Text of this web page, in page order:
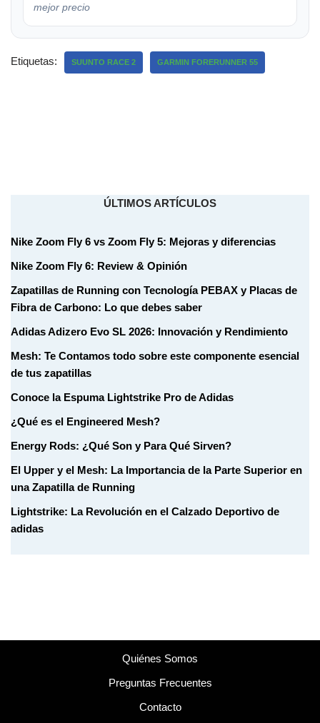
mejor precio
Etiquetas: SUUNTO RACE 2 GARMIN FORERUNNER 55
ÚLTIMOS ARTÍCULOS
Nike Zoom Fly 6 vs Zoom Fly 5: Mejoras y diferencias
Nike Zoom Fly 6: Review & Opinión
Zapatillas de Running con Tecnología PEBAX y Placas de
Fibra de Carbono: Lo que debes saber
Adidas Adizero Evo SL 2026: Innovación y Rendimiento
Mesh: Te Contamos todo sobre este componente esencial
de tus zapatillas
Conoce la Espuma Lightstrike Pro de Adidas
¿Qué es el Engineered Mesh?
Energy Rods: ¿Qué Son y Para Qué Sirven?
El Upper y el Mesh: La Importancia de la Parte Superior en
una Zapatilla de Running
Lightstrike: La Revolución en el Calzado Deportivo de
adidas
Quiénes Somos
Preguntas Frecuentes
Contacto